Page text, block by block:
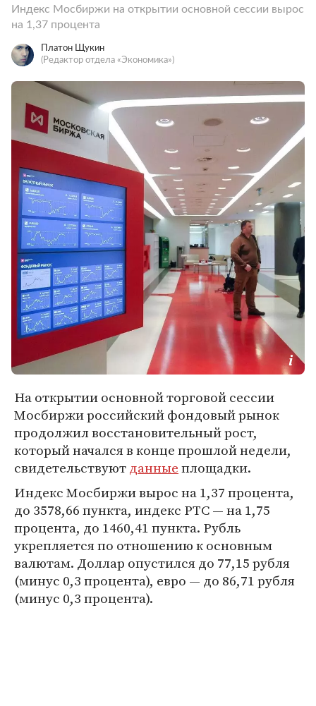
Индекс Мосбиржи на открытии основной сессии вырос
на 1,37 процента
Платон Щукин
(Редактор отдела «Экономика»)
На открытии основной торговой сессии
Мосбиржи российский фондовый рынок
продолжил восстановительный рост,
который начался в конце прошлой недели,
свидетельствуютданныеплощадки.
Индекс Мосбиржи вырос на 1,37 процента,
до 3578,66 пункта, индекс РТС — на 1,75
процента, до 1460,41 пункта. Рубль
укрепляется по отношению к основным
валютам. Доллар опустился до 77,15 рубля
(минус 0,3 процента), евро — до 86,71 рубля
(минус 0,3 процента).